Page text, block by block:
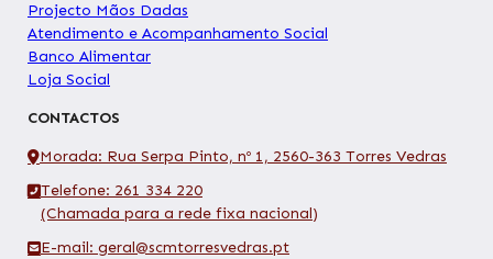
Projecto Mãos Dadas
Atendimento e Acompanhamento Social
Banco Alimentar
Loja Social
CONTACTOS
Morada: Rua Serpa Pinto, nº 1, 2560-363 Torres Vedras
Telefone: 261 334 220
(Chamada para a rede fixa nacional)
E-mail: geral@scmtorresvedras.pt